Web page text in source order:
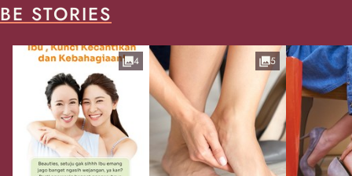
BE STORIES
4 5